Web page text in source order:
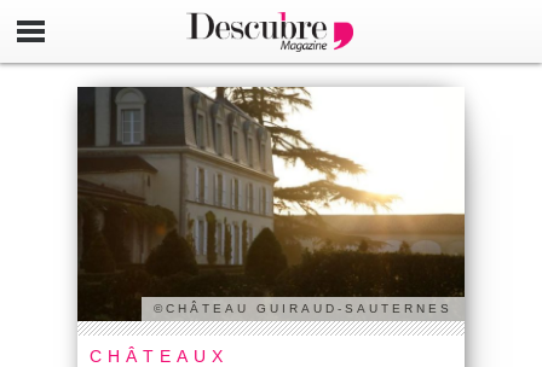
©CHÂTEAU GUIRAUD-SAUTERNES
CHÂTEAUX